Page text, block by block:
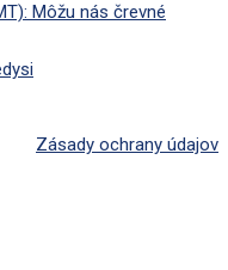
Môžu nás črevné
Zásady ochrany údajov